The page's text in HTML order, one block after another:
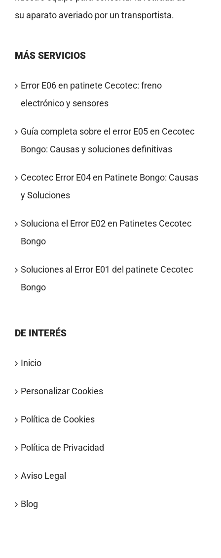
su aparato averiado por un transportista.
MÁS SERVICIOS
Error E06 en patinete Cecotec: freno
electrónico y sensores
Guía completa sobre el error E05 en Cecotec
Bongo: Causas y soluciones definitivas
Cecotec Error E04 en Patinete Bongo: Causas
y Soluciones
Soluciona el Error E02 en Patinetes Cecotec
Bongo
Soluciones al Error E01 del patinete Cecotec
Bongo
DE INTERÉS
Inicio
Personalizar Cookies
Política de Cookies
Política de Privacidad
Aviso Legal
Blog